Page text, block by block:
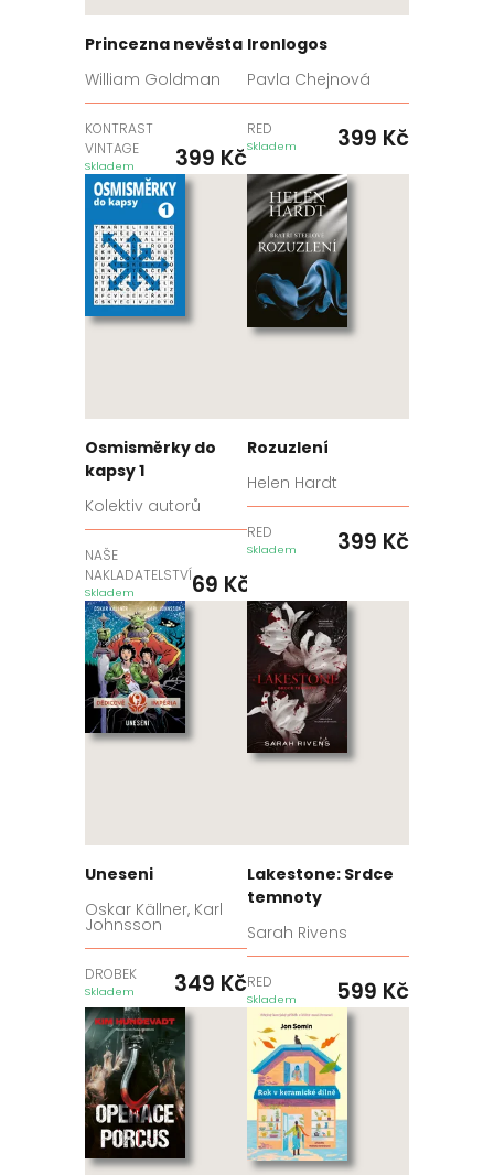
Princezna nevěsta
William Goldman
KONTRAST
VINTAGE
Skladem 399 Kč
Ironlogos
Pavla Chejnová
RED
Skladem 399 Kč
Osmisměrky do
kapsy 1
Kolektiv autorů
NAŠE
NAKLADATELSTVÍ
Skladem 69 Kč
Rozuzlení
Helen Hardt
RED
Skladem 399 Kč
Uneseni
Oskar Källner, Karl
Johnsson
DROBEK
Skladem 349 Kč
Lakestone: Srdce
temnoty
Sarah Rivens
RED
Skladem 599 Kč